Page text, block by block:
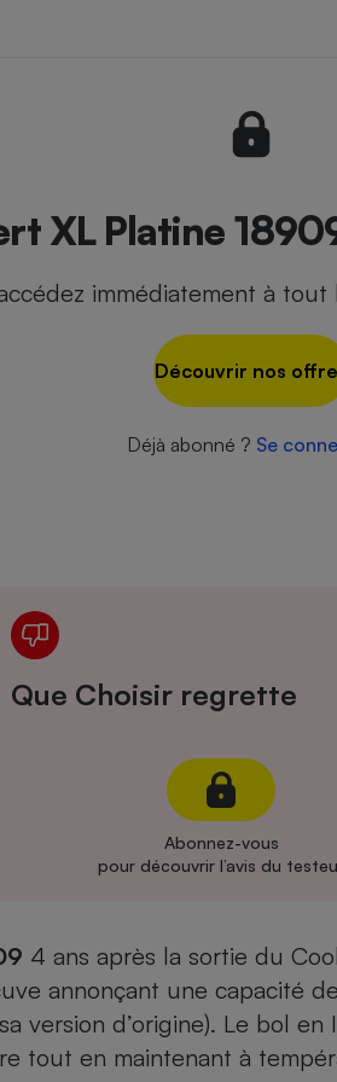
XL Platine
immédiatement à
Découvrir nos
Déjà abonné ? Se
Que Choisir regrette
Abonnez-vous
pour découvrir l’avis du
4 ans après la sortie du
annonçant une capacité
version d’origine). Le bol en
tout en maintenant à
Ordinateur portable
Poêle à granulés
Lessive